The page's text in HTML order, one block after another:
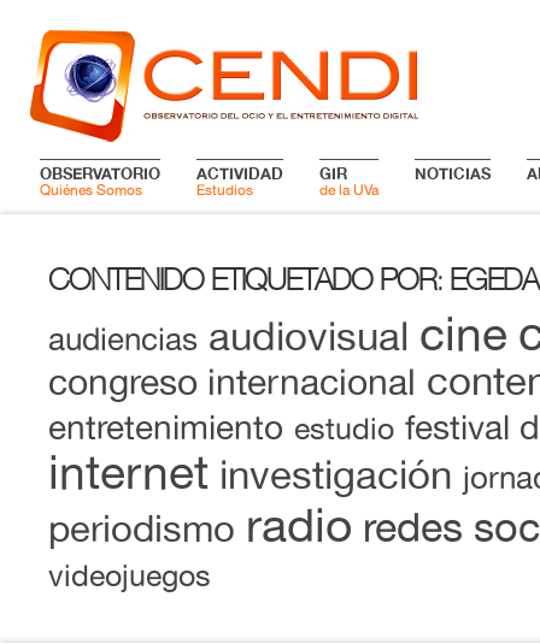
OBSERVATORIO
Quiénes Somos
ACTIVIDAD
Estudios
GIR
de la UVa
NOTICIAS
CONTENIDO ETIQUETADO POR: EGEDA
audiencias audiovisual cine
congreso internacional
entretenimiento estudio festival
internet investigación
periodismo radio redes
videojuegos